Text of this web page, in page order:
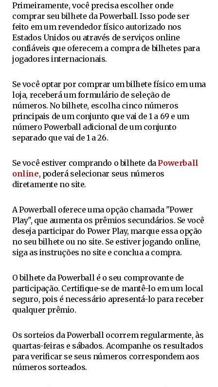
Primeiramente, você precisa escolher onde
comprar seu bilhete da Powerball. Isso pode ser
feito em um revendedor físico autorizado nos
Estados Unidos ou através de serviços online
confiáveis que oferecem a compra de bilhetes para
jogadores internacionais.
Se você optar por comprar um bilhete físico em uma
loja, receberá um formulário de seleção de
números. No bilhete, escolha cinco números
principais de um conjunto que vai de 1 a 69 e um
número Powerball adicional de um conjunto
separado que vai de 1 a 26.
Se você estiver comprando o bilhete da Powerball
online, poderá selecionar seus números
diretamente no site.
A Powerball oferece uma opção chamada "Power
Play", que aumenta os prêmios secundários. Se você
deseja participar do Power Play, marque essa opção
no seu bilhete ou no site. Se estiver jogando online,
siga as instruções no site e conclua a compra.
O bilhete da Powerball é o seu comprovante de
participação. Certifique-se de mantê-lo em um local
seguro, pois é necessário apresentá-lo para receber
qualquer prêmio.
Os sorteios da Powerball ocorrem regularmente, às
quartas-feiras e sábados. Acompanhe os resultados
para verificar se seus números correspondem aos
números sorteados.